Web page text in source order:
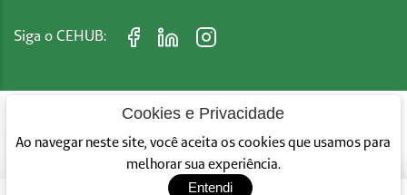
Siga o CEHUB:
CEHUB © 2026 - Todos os direitos reservados
Das 8h Às 17h
Cookies e Privacidade
Ao navegar neste site, você aceita os cookies que usamos para
melhorar sua experiência.
Entendi